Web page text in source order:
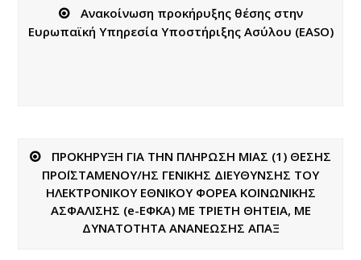
Ανακοίνωση προκήρυξης θέσης στην
Ευρωπαϊκή Υπηρεσία Υποστήριξης Ασύλου (EASO)
ΠΡΟΚΗΡΥΞΗ ΓΙΑ ΤΗΝ ΠΛΗΡΩΣΗ ΜΙΑΣ (1) ΘΕΣΗΣ
ΠΡΟΪΣΤΑΜΕΝΟΥ/ΗΣ ΓΕΝΙΚΗΣ ΔΙΕΥΘΥΝΣΗΣ ΤOY
ΗΛΕΚΤΡΟΝΙΚΟΥ ΕΘΝΙΚΟΥ ΦΟΡΕΑ ΚΟΙΝΩΝΙΚΗΣ
ΑΣΦΑΛΙΣΗΣ (e-ΕΦΚΑ) ΜΕ ΤΡΙΕΤΗ ΘΗΤΕΙΑ, ΜΕ
ΔΥΝΑΤΟΤΗΤΑ ΑΝΑΝΕΩΣΗΣ ΑΠΑΞ